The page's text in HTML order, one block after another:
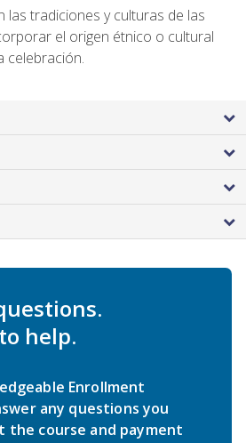
las tradiciones y culturas de las
el origen étnico o cultural
celebración.
help.
Enrollment
any questions you
the course and payment